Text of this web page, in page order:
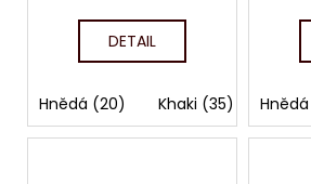
DETAIL
Hnědá (20) Khaki (35)